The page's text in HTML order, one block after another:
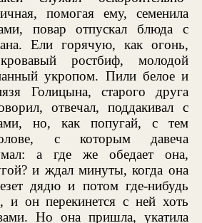
помогая ему, семенила
повар отпускал блюда с
Ели горячую, как огонь,
ростбиф, молодой
укропом. Пили белое и
Голицына, старого друга
отвечал, поддакивал с
но, как попугай, с тем
с которым давеча
а где же обедает она,
и ждал минуты, когда она
дядю и потом где-нибудь
и он перекинется с ней хоть
Но она пришла, укатила